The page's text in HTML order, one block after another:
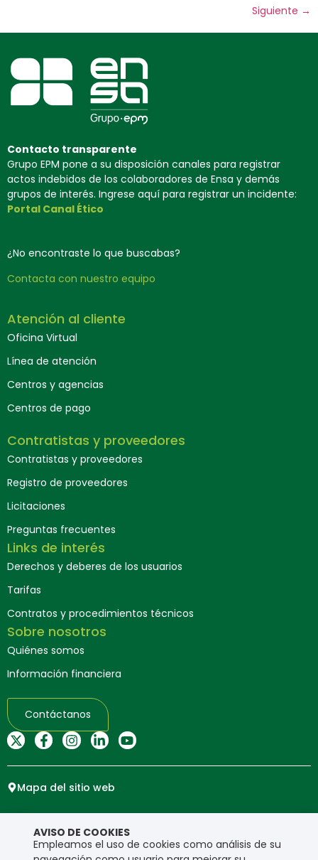
Siguiente →
Contacto transparente
Grupo EPM pone a su disposición canales para registrar
actos indebidos de los colaboradores de Ensa y demás
grupos de interés. Ingrese aquí para registrar un incidente:
Portal Canal Ético
¿No encontraste lo que buscabas?
Contacta con nuestro equipo
Atención al cliente
Oficina Virtual
Línea de atención
Centros y agencias
Centros de pago
Contratistas y proveedores
Contratistas y proveedores
Registro de proveedores
Licitaciones
Preguntas frecuentes
Links de interés
Derechos y deberes de los usuarios
Tarifas
Contratos y procedimientos técnicos
Sobre nosotros
Quiénes somos
Información financiera
Contáctanos
Mapa del sitio web
Política de privacidad
AVISO DE COOKIES
Empleamos el uso de cookies como análisis de su